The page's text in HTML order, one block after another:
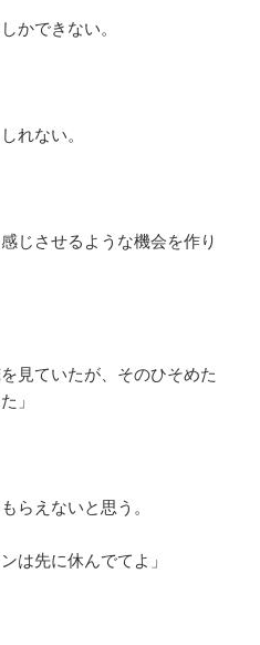
かできない。
れない。
じさせるような機会を作り
見ていたが、そのひそめた
」
らえないと思う。
は先に休んでてよ」